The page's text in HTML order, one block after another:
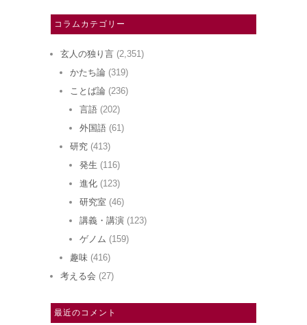
コラムカテゴリー
玄人の独り言 (2,351)
かたち論 (319)
ことば論 (236)
言語 (202)
外国語 (61)
研究 (413)
発生 (116)
進化 (123)
研究室 (46)
講義・講演 (123)
ゲノム (159)
趣味 (416)
考える会 (27)
最近のコメント